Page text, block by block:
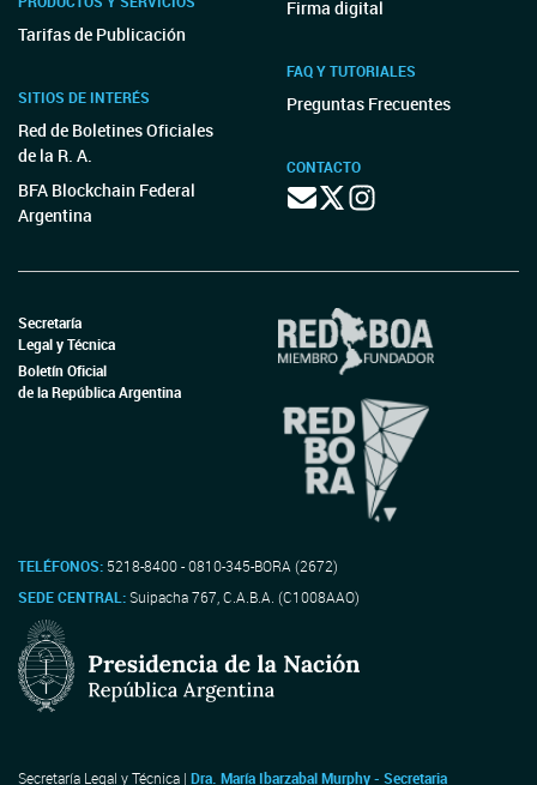
Tarifas de Publicación
SITIOS DE INTERÉS
Red de Boletines Oficiales
de la R. A.
BFA Blockchain Federal
Argentina
Firma digital
FAQ Y TUTORIALES
Preguntas Frecuentes
CONTACTO
Secretaría
Legal y Técnica
Boletín Oficial
de la República Argentina
TELÉFONOS: 5218-8400 - 0810-345-BORA (2672)
SEDE CENTRAL:Suipacha 767, C.A.B.A. (C1008AAO)
Secretaría Legal y Técnica | Dra. María Ibarzabal Murphy - Secretaria